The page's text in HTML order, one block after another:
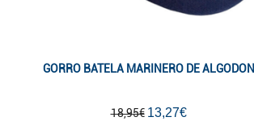
GORRO BATELA MARINERO DE ALGODON
18,95€ 13,27€